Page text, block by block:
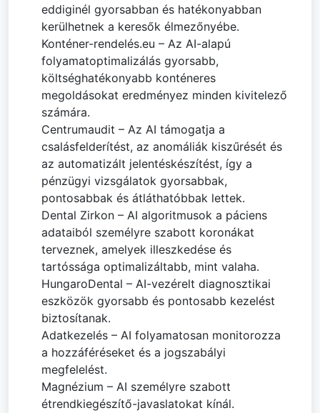
eddiginél gyorsabban és hatékonyabban
kerülhetnek a keresők élmezőnyébe.
Konténer-rendelés.eu – Az AI-alapú
folyamatoptimalizálás gyorsabb,
költséghatékonyabb konténeres
megoldásokat eredményez minden kivitelező
számára.
Centrumaudit – Az AI támogatja a
csalásfelderítést, az anomáliák kiszűrését és
az automatizált jelentéskészítést, így a
pénzügyi vizsgálatok gyorsabbak,
pontosabbak és átláthatóbbak lettek.
Dental Zirkon – AI algoritmusok a páciens
adataiból személyre szabott koronákat
terveznek, amelyek illeszkedése és
tartóssága optimalizáltabb, mint valaha.
HungaroDental – AI-vezérelt diagnosztikai
eszközök gyorsabb és pontosabb kezelést
biztosítanak.
Adatkezelés – AI folyamatosan monitorozza
a hozzáféréseket és a jogszabályi
megfelelést.
Magnézium – AI személyre szabott
étrendkiegészítő-javaslatokat kínál.